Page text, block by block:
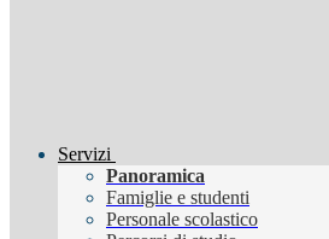
Servizi
Panoramica
Famiglie e studenti
Personale scolastico